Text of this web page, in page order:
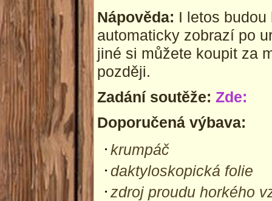
Nápověda: I letos
automaticky zobrazí po
jiné si můžete koupit za
později.
Zadání soutěže: Zde:
Doporučená výbava:
krumpáč
daktyloskopická folie
zdroj proudu horkého